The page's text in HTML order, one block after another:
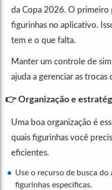
da Copa 2026. O primeiro
figurinhas no aplicativo.
tem e o que falta.
Manter um controle de
ajuda a gerenciar as trocas
👉 Organização e
Uma boa organização é
quais figurinhas você
eficientes.
Use o recurso de busca
figurinhas específicas.